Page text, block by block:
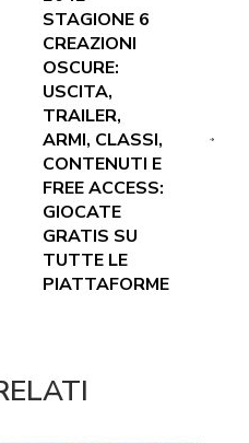
STAGIONE 6
CREAZIONI
OSCURE:
USCITA,
TRAILER,
ARMI, CLASSI,
CONTENUTI E
FREE ACCESS:
GIOCATE
GRATIS SU
TUTTE LE
PIATTAFORME